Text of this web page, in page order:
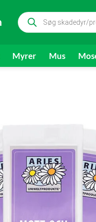
Products
search
Myrer Mus